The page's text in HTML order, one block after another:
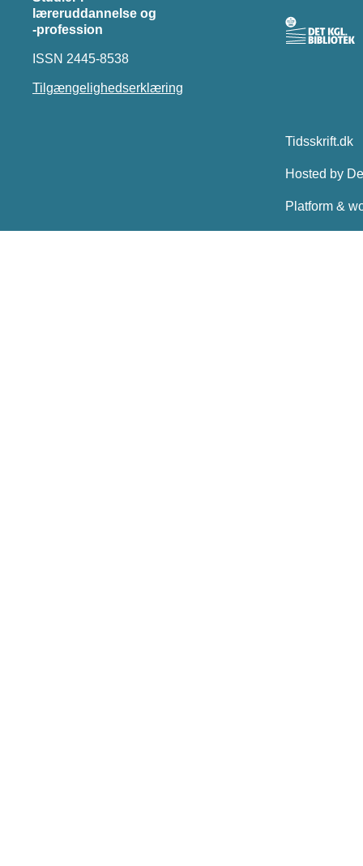
læreruddannelse og
-profession
ISSN 2445-8538
Tilgængelighedserklæring